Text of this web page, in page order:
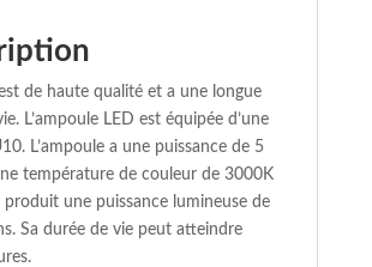
de haute qualité et a une longue
L’ampoule LED est équipée d’une
L’ampoule a une puissance de 5
température de couleur de 3000K
produit une puissance lumineuse de
Sa durée de vie peut atteindre